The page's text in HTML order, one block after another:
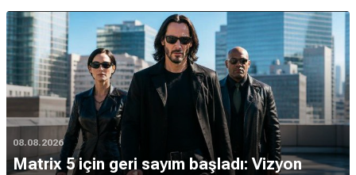
08.08.2026
Matrix 5 için geri sayım başladı: Vizyon